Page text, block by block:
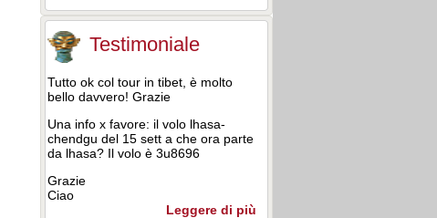
Testimoniale
Tutto ok col tour in tibet, è molto
bello davvero! Grazie
Una info x favore: il volo lhasa-
chendgu del 15 sett a che ora parte
da lhasa? Il volo è 3u8696
Grazie
Ciao
Leggere di più